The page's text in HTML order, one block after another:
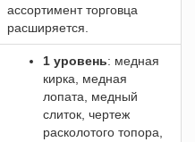
ассортимент торговца
расширяется.
1 уровень: медная
кирка, медная
лопата, медный
слиток, чертеж
расколотого топора,